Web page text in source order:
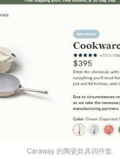
Caraway 的陶瓷炊具四件套